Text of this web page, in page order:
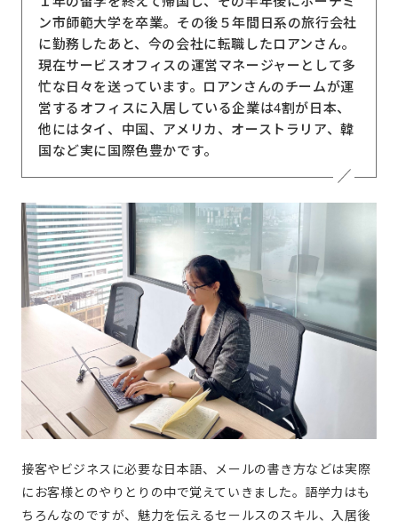
ン市師範大学を卒業。その後５年間日系の旅行会社
に勤務したあと、今の会社に転職したロアンさん。
現在サービスオフィスの運営マネージャーとして多
忙な日々を送っています。ロアンさんのチームが運
営するオフィスに入居している企業は4割が日本、
他にはタイ、中国、アメリカ、オーストラリア、韓
国など実に国際色豊かです。
接客やビジネスに必要な日本語、メールの書き方などは実際
にお客様とのやりとりの中で覚えていきました。語学力はも
ちろんなのですが、魅力を伝えるセールスのスキル、入居後